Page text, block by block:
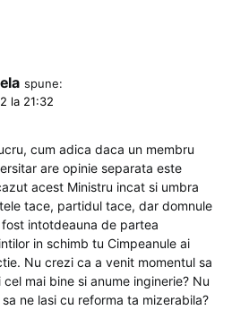
spune:
la 21:32
cum adica daca un membru
are opinie separata este
acest Ministru incat si umbra
tace, partidul tace, dar domnule
intotdeauna de partea
in schimb tu Cimpeanule ai
Nu crezi ca a venit momentul sa
mai bine si anume inginerie? Nu
ne lasi cu reforma ta mizerabila?